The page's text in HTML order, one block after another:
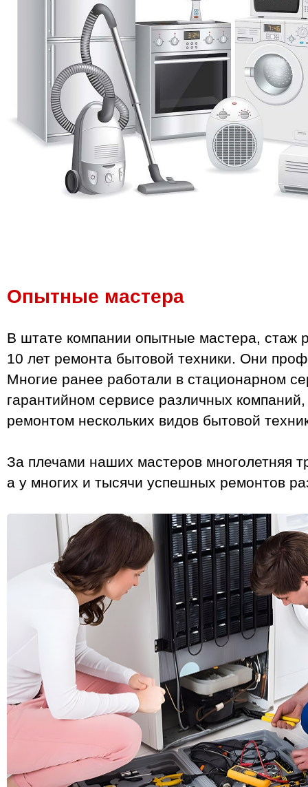
Опытные мастера
В штате компании опытные мастера, стаж
10 лет ремонта бытовой техники. Они
Многие ранее работали в стационарном
гарантийном сервисе различных
ремонтом нескольких видов бытовой
За плечами наших мастеров многолетняя
а у многих и тысячи успешных ремонтов